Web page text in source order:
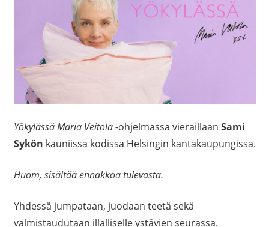
Yökylässä Maria Veitola-ohjelmassa vieraillaan Sami
Sykön kauniissa kodissa Helsingin kantakaupungissa.
Huom, sisältää ennakkoa tulevasta.
Yhdessä jumpataan, juodaan teetä sekä
valmistaudutaan illalliselle ystävien seurassa.